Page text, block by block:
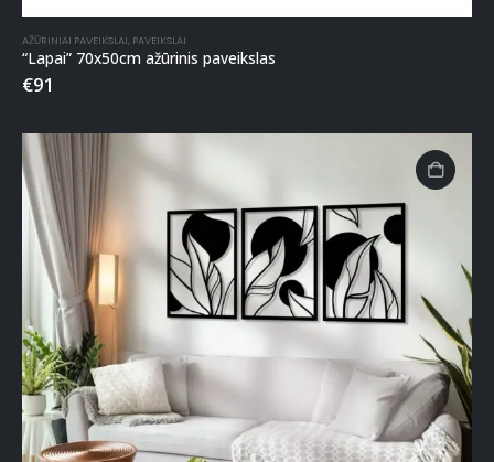
AŽŪRINIAI PAVEIKSLAI, PAVEIKSLAI
“Lapai” 70x50cm ažūrinis paveikslas
€91